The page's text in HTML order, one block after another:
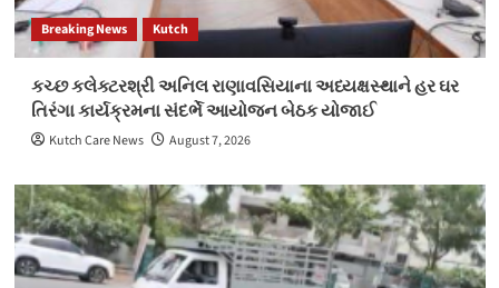
Breaking News Kutch
કચ્છ કલેક્ટરશ્રી અનિલ રાણાવસિયાના અધ્યક્ષસ્થાને હર ઘર
તિરંગા કાર્યક્રમના સંદર્ભે આયોજન બેઠક યોજાઈ
Kutch Care News August 7, 2026